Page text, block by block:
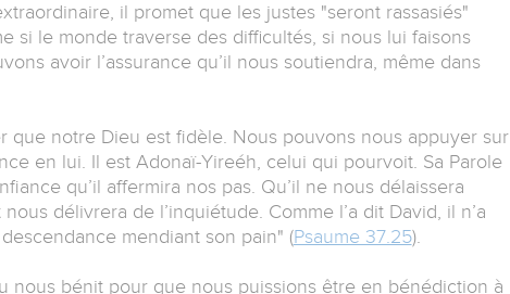
il promet que les justes "seront rassasiés"
si le monde traverse des difficultés, si nous lui faisons
avoir l’assurance qu’il nous soutiendra, même dans
que notre Dieu est fidèle. Nous pouvons nous appuyer sur
en lui. Il est Adonaï-Yireéh, celui qui pourvoit. Sa Parole
qu’il affermira nos pas. Qu’il ne nous délaissera
délivrera de l’inquiétude. Comme l’a dit David, il n’a
mendiant son pain" (Psaume 37.25).
nous bénit pour que nous puissions être en bénédiction à